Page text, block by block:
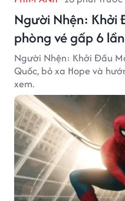
Người Nhện: Khởi
phòng vé gấp 6
Người Nhện: Khởi Đầu
Quốc, bỏ xa Hope và
xem.